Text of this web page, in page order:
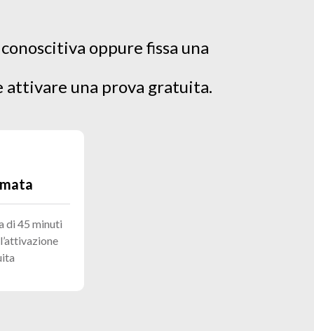
oppure fissa una
attivare una prova gratuita.
di 45 minuti